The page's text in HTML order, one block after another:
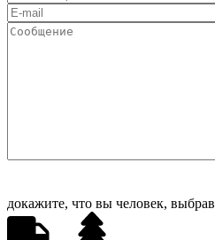
докажите, что вы человек, выбрав